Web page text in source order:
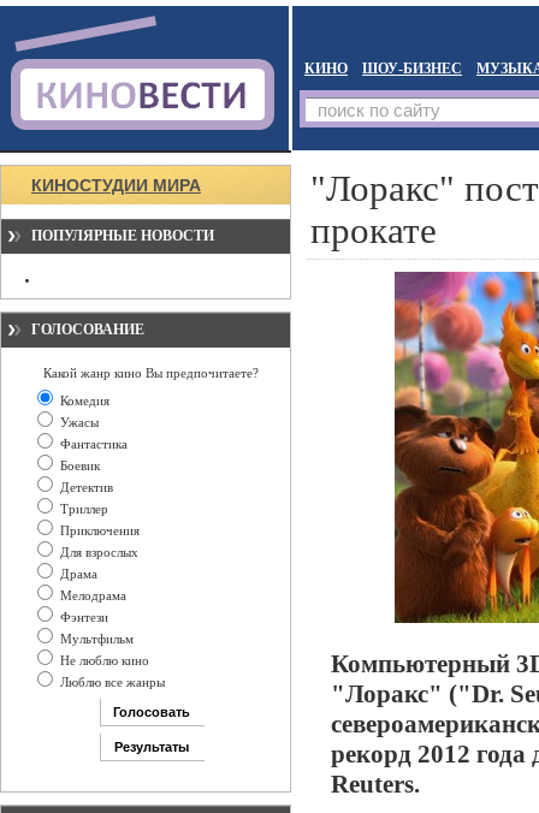
КИНО ШОУ-БИЗНЕС
КИНОСТУДИИ МИРА
ПОПУЛЯРНЫЕ НОВОСТИ
ГОЛОСОВАНИЕ
Какой жанр кино Вы предпочитаете?
Комедия
Ужасы
Фантастика
Боевик
Детектив
Триллер
Приключения
Для взрослых
Драма
Мелодрама
Фэнтези
Мультфильм
Не люблю кино
Люблю все жанры
"Лоракс"
прокате
Компьютерный
"Лоракс" ("Dr.
рекорд 2012 года
Reuters.